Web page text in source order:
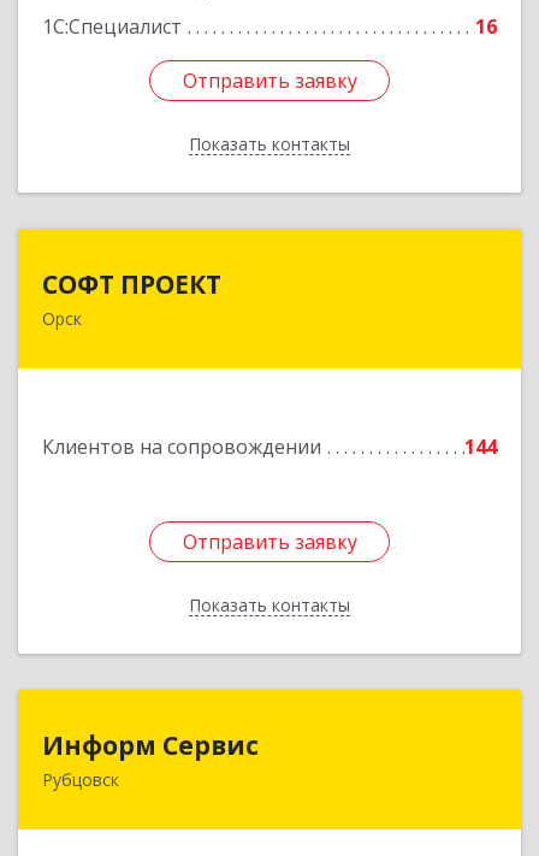
1С:Специалист
16
Отправить заявку
Показать контакты
Отправить заявку
Назад
СОФТ ПРОЕКТ
Орск
Клиентов на сопровождении 144
Отправить заявку
Показать контакты
Отправить заявку
Назад
Информ Сервис
Рубцовск
658204, Алтайский край, Рубцовск г, Алтайская